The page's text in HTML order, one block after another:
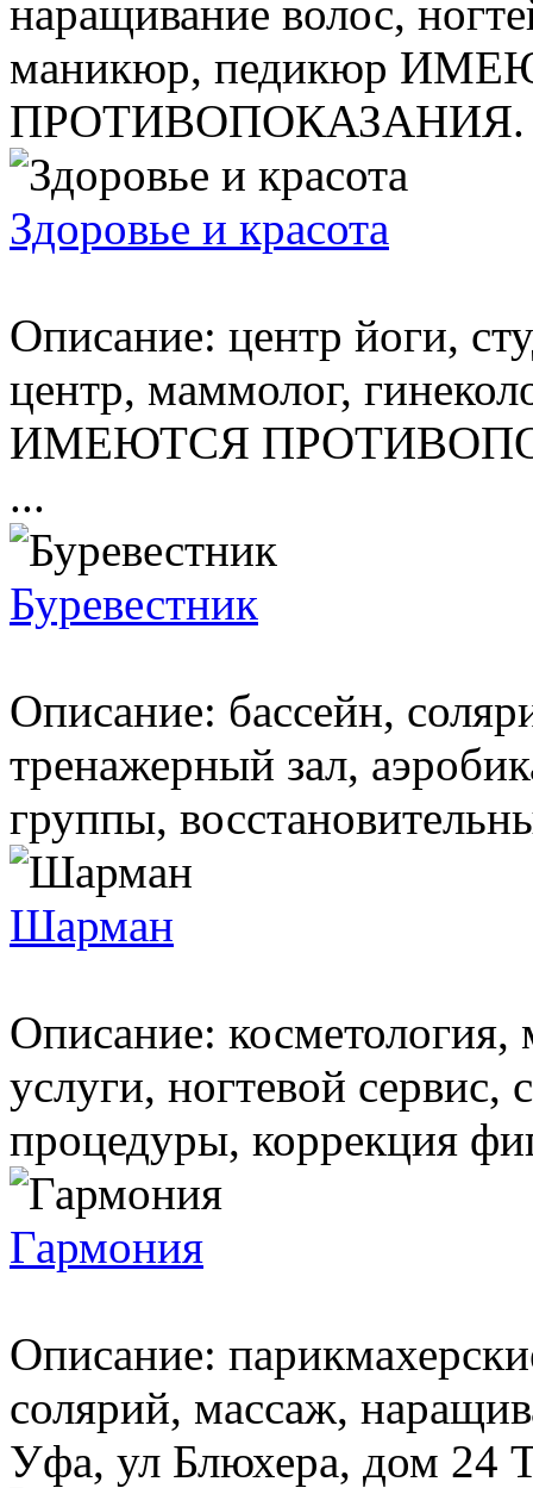
наращивание волос,
маникюр, педикюр
ПРОТИВОПОКАЗАНИЯ.
Здоровье и красота
Описание: центр йоги,
центр, маммолог,
ИМЕЮТСЯ
...
Буревестник
Описание: бассейн,
тренажерный зал,
группы,
Шарман
Описание: косметология,
услуги, ногтевой
процедуры, коррекция
Гармония
Описание:
солярий, массаж,
Уфа, ул Блюхера, дом 24